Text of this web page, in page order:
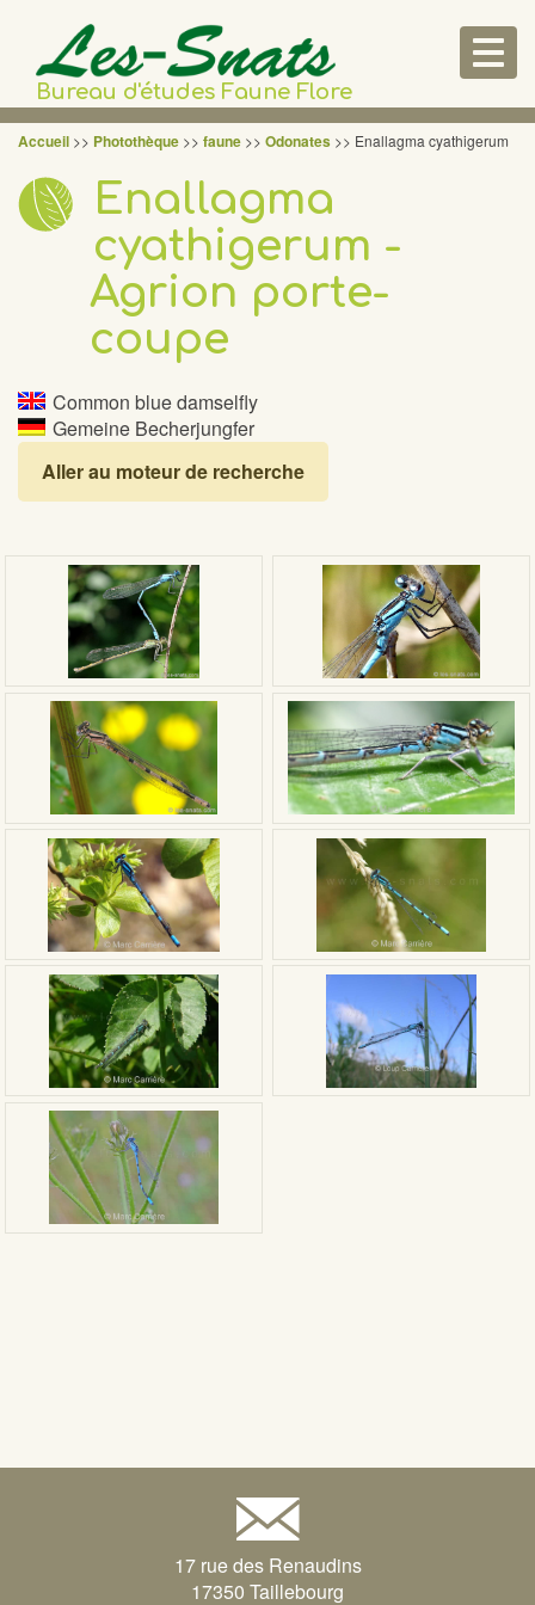
Bureau d'études Faune Flore
Accueil >> Photothèque >> faune >> Odonates >> Enallagma cyathigerum
Enallagma
cyathigerum -
Agrion porte-
coupe
Common blue damselfly
Gemeine Becherjungfer
Aller au moteur de recherche
17 rue des Renaudins
17350 Taillebourg